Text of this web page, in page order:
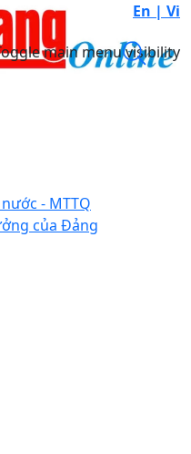
En | Vi
main menu visibility
- MTTQ
của Đảng